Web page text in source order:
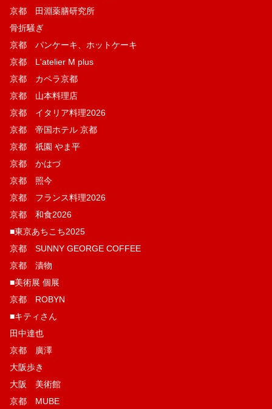
京都 田淵薬膳研究所
骨折騒ぎ
京都 パンケーキ、ホットケーキ
京都 L'atelier M plus
京都 カペラ京都
京都 山本料理店
京都 イタリア料理2026
京都 帝国ホテル 京都
京都 祇園 やま平
京都 かはづ
京都 照今
京都 フランス料理2026
京都 和食2026
■東京あちこち2025
京都 SUNNY GEORGE COFFEE
京都 漬物
■美術展 個展
京都 ROBYN
■キティさん
田中達也
京都 廣澤
大阪歩き
大阪 美術館
京都 MUBE